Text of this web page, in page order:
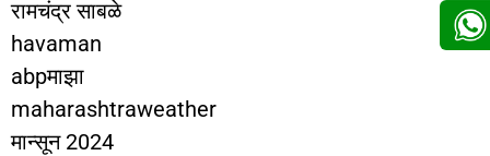
रामचंद्र साबळे
havaman
abpमाझा
maharashtraweather
मान्सून 2024